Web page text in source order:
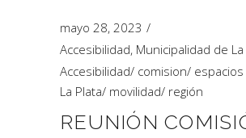
mayo 28, 2023
Accesibilidad, Municipalidad de La
Accesibilidad/ comision/
La Plata/ movilidad/ región
REUNIÓN